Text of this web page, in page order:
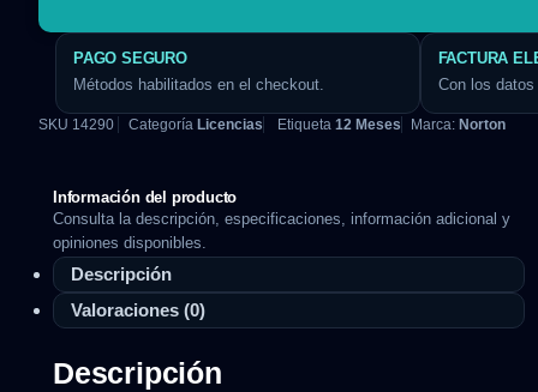
PAGO SEGURO
Métodos habilitados en el checkout.
FACTURA
Con los
SKU 14290 Categoría Licencias Etiqueta 12 Meses Marca: Norton
Información del producto
Consulta la descripción, especificaciones, información adicional y
opiniones disponibles.
Descripción
Valoraciones (0)
Descripción